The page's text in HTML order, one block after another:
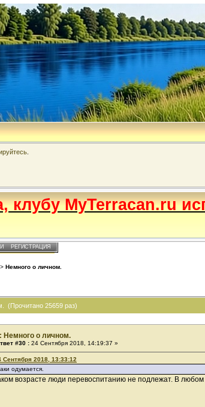
клубу MyTerracan.ru
РЕГИСТРАЦИЯ
> Немного о личном.
(Прочитано 25659 раз)
Немного о личном.
#30 : 24 Сентября 2018, 14:19:37 »
Сентября 2018, 13:33:12
одумается.
возрасте люди перевоспитанию не подлежат. В